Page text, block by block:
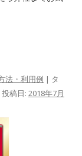
法・利用例 | タ
稿日: 2018年7月